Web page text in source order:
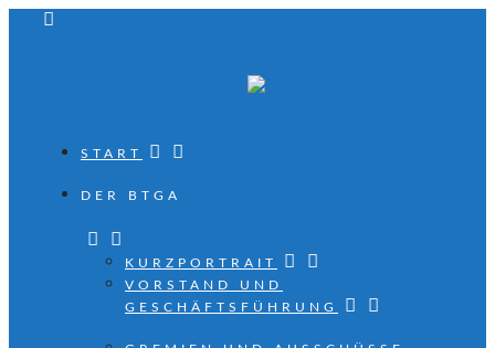
START
DER BTGA
KURZPORTRAIT
VORSTAND UND
GESCHÄFTSFÜHRUNG